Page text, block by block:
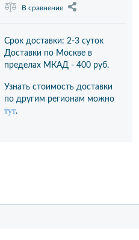
В сравнение
Срок доставки: 2-3 суток
Доставки по Москве в
пределах МКАД - 400 руб.
Узнать стоимость доставки
по другим регионам можно
тут.